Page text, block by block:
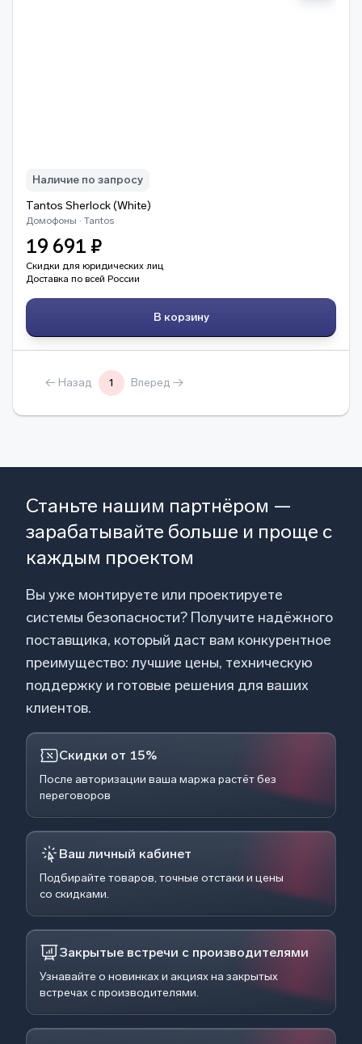
Наличие по запросу
Tantos Sherlock (White)
Домофоны · Tantos
19 691 ₽
Скидки для юридических лиц
Доставка по всей России
В корзину
← Назад 1 Вперед →
Станьте нашим партнёром —
зарабатывайте больше и проще с
каждым проектом
Вы уже монтируете или проектируете
системы безопасности? Получите надёжного
поставщика, который даст вам конкурентное
преимущество: лучшие цены, техническую
поддержку и готовые решения для ваших
клиентов.
Скидки от 15%
После авторизации ваша маржа растёт без
переговоров
Ваш личный кабинет
Подбирайте товаров, точные отстаки и цены
со скидками.
Закрытые встречи с производителями
Узнавайте о новинках и акциях на закрытых
встречах с производителями.